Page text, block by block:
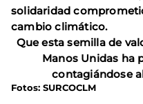
solidaridad
cambio climático.
Que esta semilla de
Manos Unidas ha
contagiándose
Fotos: SURCOCLM